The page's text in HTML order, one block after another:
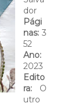
dor
Pági
nas: 3
52
Ano:
2023
Edito
ra: O
utro